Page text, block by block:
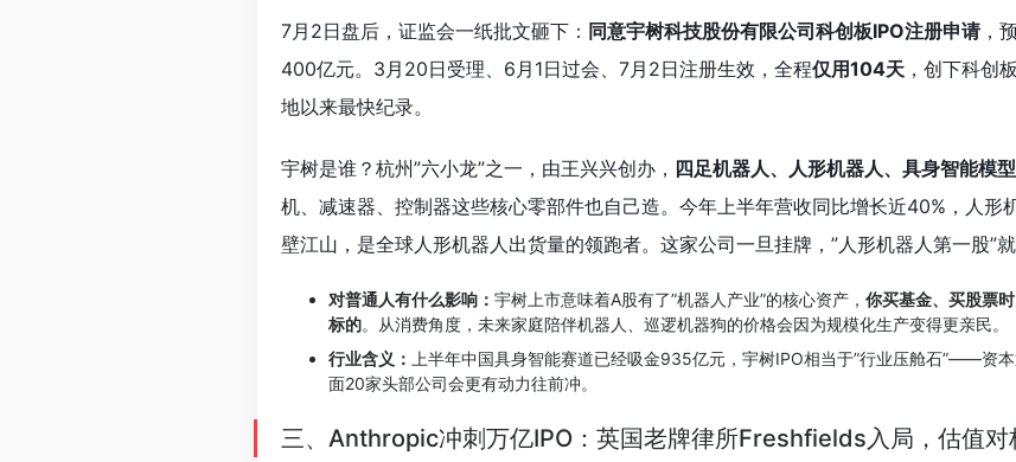
7月2日盘后，证监会一纸批文砸下： 同意宇树科技股份有限公司科创板IPO注册申请，
400亿元。3月20日受理、6月1日过会、7月2日注册生效，全程仅用104天 ，创下科创
地以来最快纪录。
宇树是谁？杭州”六小龙”之一，由王兴兴创办， 四足机器人、人形机器人、具身智能模
机、减速器、控制器这些核心零部件也自己造。今年上半年营收同比增长近40%，人形
壁江山，是全球人形机器人出货量的领跑者。这家公司一旦挂牌，”人形机器人第一股”就
对普通人有什么影响： 宇树上市意味着A股有了”机器人产业”的核心资产， 你买基金、买股票
标的。从消费角度，未来家庭陪伴机器人、巡逻机器狗的价格会因为规模化生产变得更亲民。
行业含义：
上半年中国具身智能赛道已经吸金935亿元，宇树IPO相当于”行业压舱石”——资
面20家头部公司会更有动力往前冲。
三、Anthropic冲刺万亿IPO：英国老牌律所Freshfields入局，估值对